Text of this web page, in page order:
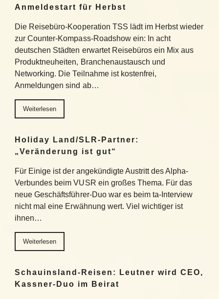
Anmeldestart für Herbst
Die Reisebüro-Kooperation TSS lädt im Herbst wieder
zur Counter-Kompass-Roadshow ein: In acht
deutschen Städten erwartet Reisebüros ein Mix aus
Produktneuheiten, Branchenaustausch und
Networking. Die Teilnahme ist kostenfrei,
Anmeldungen sind ab…
Weiterlesen
Holiday Land/SLR-Partner:
„Veränderung ist gut“
Für Einige ist der angekündigte Austritt des Alpha-
Verbundes beim VUSR ein großes Thema. Für das
neue Geschäftsführer-Duo war es beim ta-Interview
nicht mal eine Erwähnung wert. Viel wichtiger ist
ihnen…
Weiterlesen
Schauinsland-Reisen: Leutner wird CEO,
Kassner-Duo im Beirat